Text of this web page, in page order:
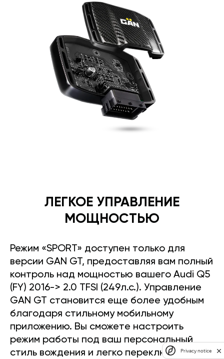
ЛЕГКОЕ УПРАВЛЕНИЕ
МОЩНОСТЬЮ
Режим «SPORT» доступен только для
версии GAN GT, предоставляя вам полный
контроль над мощностью вашего Audi Q5
(FY) 2016-> 2.0 TFSI (249л.с.). Управление
GAN GT становится еще более удобным
благодаря стильному мобильному
приложению. Вы сможете настроить
режим работы под ваш персональный
стиль вождения и легко переключатьPrivacy notice